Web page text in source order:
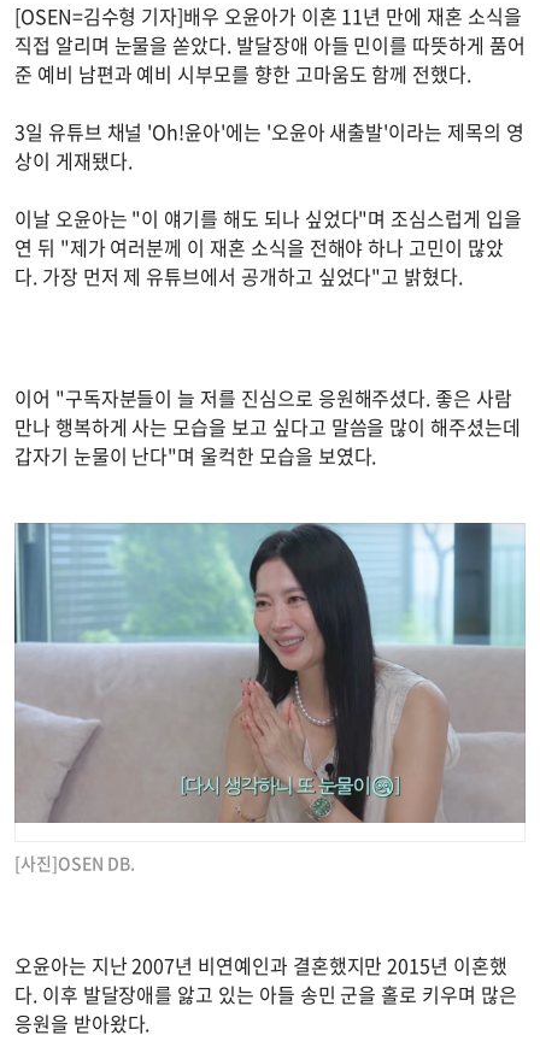
[OSEN=김수형 기자]배우 오윤아가 이혼 11년 만에 재혼 소식을
직접 알리며 눈물을 쏟았다. 발달장애 아들 민이를 따뜻하게 품어
준 예비 남편과 예비 시부모를 향한 고마움도 함께 전했다.
3일 유튜브 채널 'Oh!윤아'에는 '오윤아 새출발'이라는 제목의 영
상이 게재됐다.
이날 오윤아는 "이 얘기를 해도 되나 싶었다"며 조심스럽게 입을
연 뒤 "제가 여러분께 이 재혼 소식을 전해야 하나 고민이 많았
다. 가장 먼저 제 유튜브에서 공개하고 싶었다"고 밝혔다.
이어 "구독자분들이 늘 저를 진심으로 응원해주셨다. 좋은 사람
만나 행복하게 사는 모습을 보고 싶다고 말씀을 많이 해주셨는데
갑자기 눈물이 난다"며 울컥한 모습을 보였다.
[사진]OSEN DB.
오윤아는 지난 2007년 비연예인과 결혼했지만 2015년 이혼했
다. 이후 발달장애를 앓고 있는 아들 송민 군을 홀로 키우며 많은
응원을 받아왔다.